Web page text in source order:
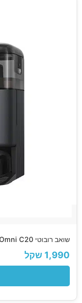
שואב רובוטי eufy Omni C20 אנקר Anker יבואן רשמי
1,990 שקל